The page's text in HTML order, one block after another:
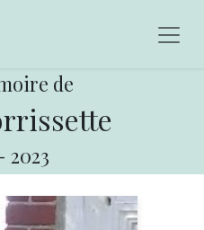
de
2023